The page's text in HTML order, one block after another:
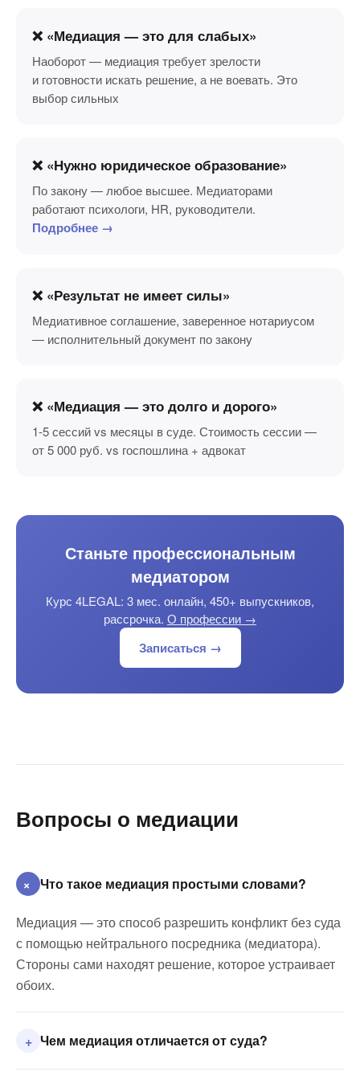
❌ «Медиация — это для слабых»
Наоборот — медиация требует зрелости
и готовности искать решение, а не воевать. Это
выбор сильных
❌ «Нужно юридическое образование»
По закону — любое высшее. Медиаторами
работают психологи, HR, руководители.
Подробнее →
❌ «Результат не имеет силы»
Медиативное соглашение, заверенное нотариусом
— исполнительный документ по закону
❌ «Медиация — это долго и дорого»
1-5 сессий vs месяцы в суде. Стоимость сессии —
от 5 000 руб. vs госпошлина + адвокат
Станьте профессиональным
медиатором
Курс 4LEGAL: 3 мес. онлайн, 450+ выпускников,
рассрочка. О профессии →
Записаться →
Вопросы о медиации
+ Что такое медиация простыми словами?
Медиация — это способ разрешить конфликт без суда
с помощью нейтрального посредника (медиатора).
Стороны сами находят решение, которое устраивает
обоих.
+ Чем медиация отличается от суда?